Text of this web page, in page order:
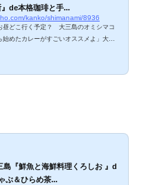
de本格珈琲と手...
kanko/shimanami/8936
昼どこ行く予定？ 大三島のオミシマコ
始めたカレーがすごいオススメよ」大三
みて大正解！ほんのりスパイシーなトマ
島『鮮魚と海鮮料理くろしお 』d
ぶ＆ひらめ茶...